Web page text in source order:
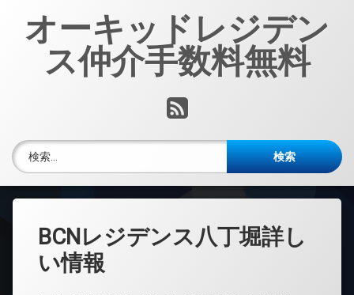
オーキッドレジデン
ス仲介手数料無料
RSS
検索:
BCNレジデンス八丁堀詳し
い情報